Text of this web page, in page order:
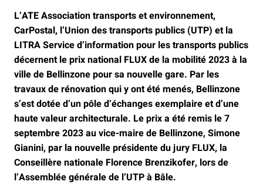
L’ATE Association transports et environnement,
CarPostal, l’Union des transports publics (UTP) et la
LITRA Service d’information pour les transports publics
décernent le prix national FLUX de la mobilité 2023 à la
ville de Bellinzone pour sa nouvelle gare. Par les
travaux de rénovation qui y ont été menés, Bellinzone
s’est dotée d’un pôle d’échanges exemplaire et d’une
haute valeur architecturale. Le prix a été remis le 7
septembre 2023 au vice-maire de Bellinzone, Simone
Gianini, par la nouvelle présidente du jury FLUX, la
Conseillère nationale Florence Brenzikofer, lors de
l’Assemblée générale de l’UTP à Bâle.